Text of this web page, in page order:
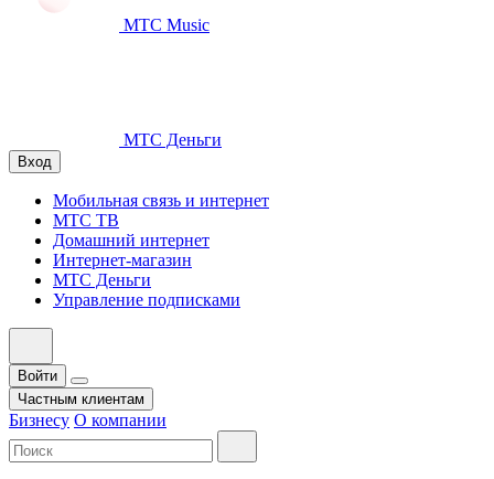
МТС Music
МТС Деньги
Вход
Мобильная связь и интернет
МТС ТВ
Домашний интернет
Интернет-магазин
МТС Деньги
Управление подписками
Войти
Частным клиентам
Бизнесу О компании